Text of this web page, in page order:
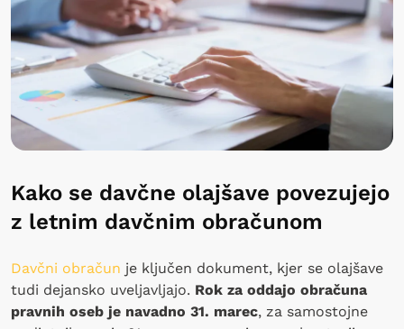
Kako se davčne olajšave povezujejo
z letnim davčnim obračunom
Davčni obračun je ključen dokument, kjer se olajšave
tudi dejansko uveljavljajo. Rok za oddajo obračuna
pravnih oseb je navadno 31. marec, za samostojne